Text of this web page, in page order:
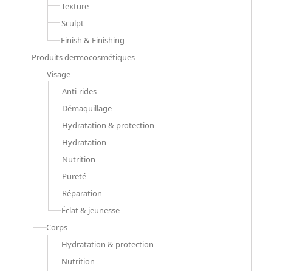
Texture
Sculpt
Finish & Finishing
Produits dermocosmétiques
Visage
Anti-rides
Démaquillage
Hydratation & protection
Hydratation
Nutrition
Pureté
Réparation
Éclat & jeunesse
Corps
Hydratation & protection
Nutrition